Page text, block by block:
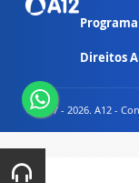
Direitos
© 2007 - 2026. A12 -